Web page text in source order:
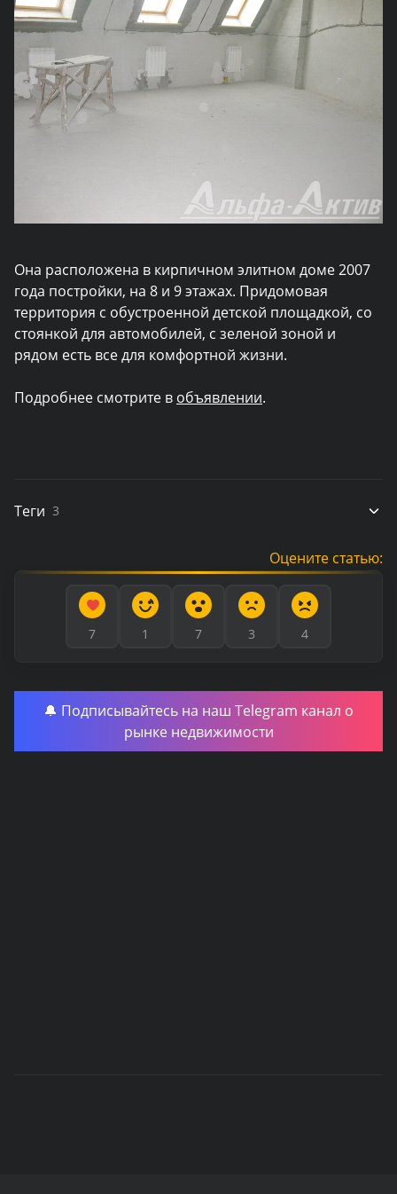
Она расположена в кирпичном элитном доме 2007
года постройки, на 8 и 9 этажах. Придомовая
территория с обустроенной детской площадкой, со
стоянкой для автомобилей, с зеленой зоной и
рядом есть все для комфортной жизни.
Подробнее смотрите в объявлении.
Теги 3
Оцените статью:
7 1 7 3 4
🔔 Подписывайтесь на наш Telegram канал о
рынке недвижимости